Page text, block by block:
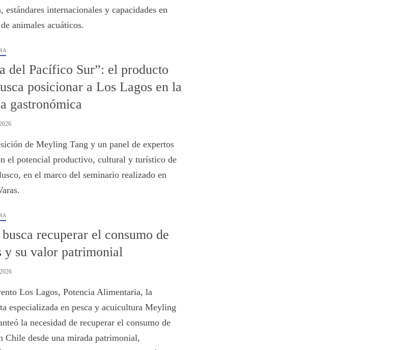
estándares internacionales y capacidades en
animales acuáticos.
del Pacífico Sur”: el producto
posicionar a Los Lagos en la
gastronómica
de Meyling Tang y un panel de expertos
el potencial productivo, cultural y turístico de
en el marco del seminario realizado en
recuperar el consumo de
y su valor patrimonial
Los Lagos, Potencia Alimentaria, la
especializada en pesca y acuicultura Meyling
la necesidad de recuperar el consumo de
Chile desde una mirada patrimonial,